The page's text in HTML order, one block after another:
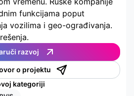
funkcijama poput
vozilima i geo-ograđivanja.
razvoj
o projektu
kategoriji